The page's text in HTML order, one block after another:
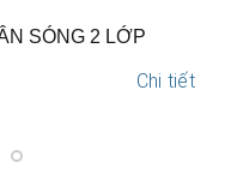
SÓNG 2 LỚP
Chi tiết